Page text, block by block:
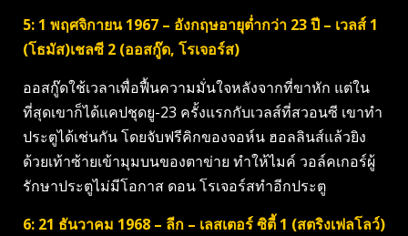
5: 1 พฤศจิกายน 1967 – อังกฤษอายุต่ำกว่า 23 ปี – เวลส์ 1
(โธมัส)เชลซี 2 (ออสกู๊ด, โรเจอร์ส)
ออสกู๊ดใช้เวลาเพื่อฟื้นความมั่นใจหลังจากที่ขาหัก แต่ใน
ที่สุดเขาก็ได้แคปชุดยู-23 ครั้งแรกกับเวลส์ที่สวอนซี เขาทำ
ประตูได้เช่นกัน โดยจับฟรีคิกของจอห์น ฮอลลินส์แล้วยิง
ด้วยเท้าซ้ายเข้ามุมบนของตาข่าย ทำให้ไมค์ วอล์คเกอร์ผู้
รักษาประตูไม่มีโอกาส ดอน โรเจอร์สทำอีกประตู
6: 21 ธันวาคม 1968 – ลีก – เลสเตอร์ ซิตี้ 1 (สตริงเฟลโลว์)